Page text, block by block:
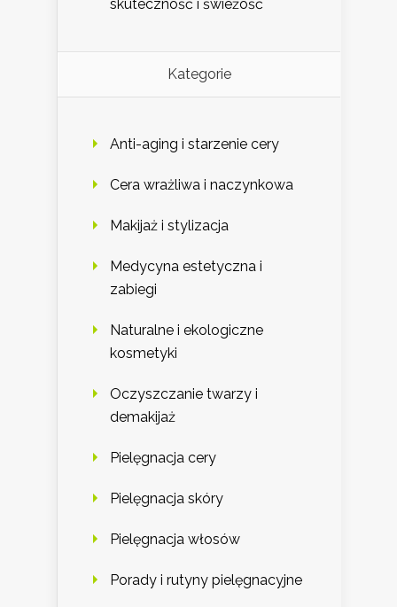
skuteczność i świeżość
Kategorie
Anti-aging i starzenie cery
Cera wrażliwa i naczynkowa
Makijaż i stylizacja
Medycyna estetyczna i
zabiegi
Naturalne i ekologiczne
kosmetyki
Oczyszczanie twarzy i
demakijaż
Pielęgnacja cery
Pielęgnacja skóry
Pielęgnacja włosów
Porady i rutyny pielęgnacyjne